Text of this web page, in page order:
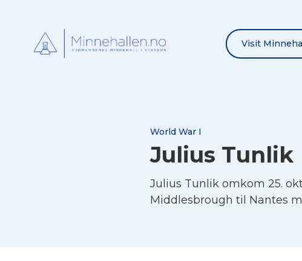
Visit
World War I
Julius Tunlik
Julius Tunlik omkom 25.
Middlesbrough til Nantes